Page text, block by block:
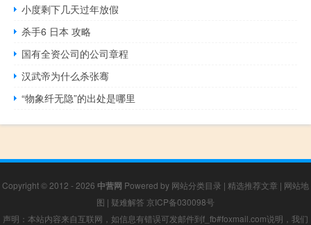
小度剩下几天过年放假
杀手6 日本 攻略
国有全资公司的公司章程
汉武帝为什么杀张骞
“物象纤无隐”的出处是哪里
Copyright © 2012 - 2026 中营网 Powered by 网站分类目录 | 精选推荐文章 | 网站地
图 | 疑难解答 京ICP备030098号
声明：本站内容来自互联网，如信息有错误可发邮件到f_fb#foxmail.com说明，我们